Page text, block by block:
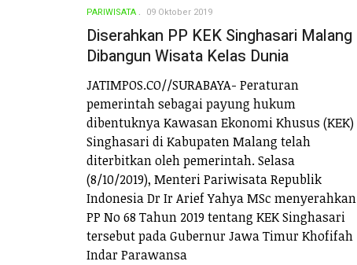
PARIWISATA 09 Oktober 2019
Diserahkan PP KEK Singhasari Malang
Dibangun Wisata Kelas Dunia
JATIMPOS.CO//SURABAYA- Peraturan
pemerintah sebagai payung hukum
dibentuknya Kawasan Ekonomi Khusus (KEK)
Singhasari di Kabupaten Malang telah
diterbitkan oleh pemerintah. Selasa
(8/10/2019), Menteri Pariwisata Republik
Indonesia Dr Ir Arief Yahya MSc menyerahkan
PP No 68 Tahun 2019 tentang KEK Singhasari
tersebut pada Gubernur Jawa Timur Khofifah
Indar Parawansa